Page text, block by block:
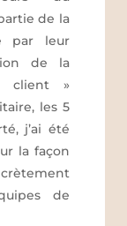
de la
par leur
de la
client »
les 5
j’ai été
la façon
de